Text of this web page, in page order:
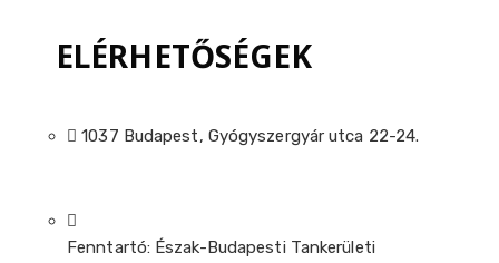
ELÉRHETŐSÉGEK
1037 Budapest, Gyógyszergyár utca 22-24.
Fenntartó: Észak-Budapesti Tankerületi